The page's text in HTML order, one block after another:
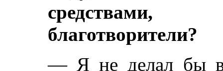
средствами,
благотворители?
— Я не делал бы